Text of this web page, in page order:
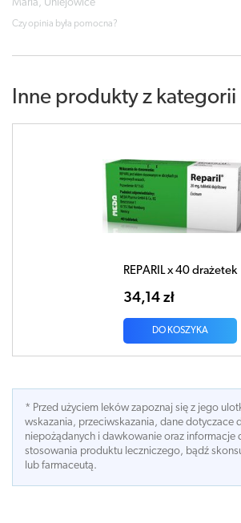
Maria, Uniejowice
Czy opinia była pomocna?
Inne produkty z kategorii
REPARIL x 40 drażetek
34,14 zł
DO KOSZYKA
* Przed użyciem leków zapoznaj się z jego
wskazania, przeciwskazania, dane dotyczace
niepożądanych i dawkowanie oraz informacje
stosowania produktu leczniczego, bądź
lub farmaceutą.